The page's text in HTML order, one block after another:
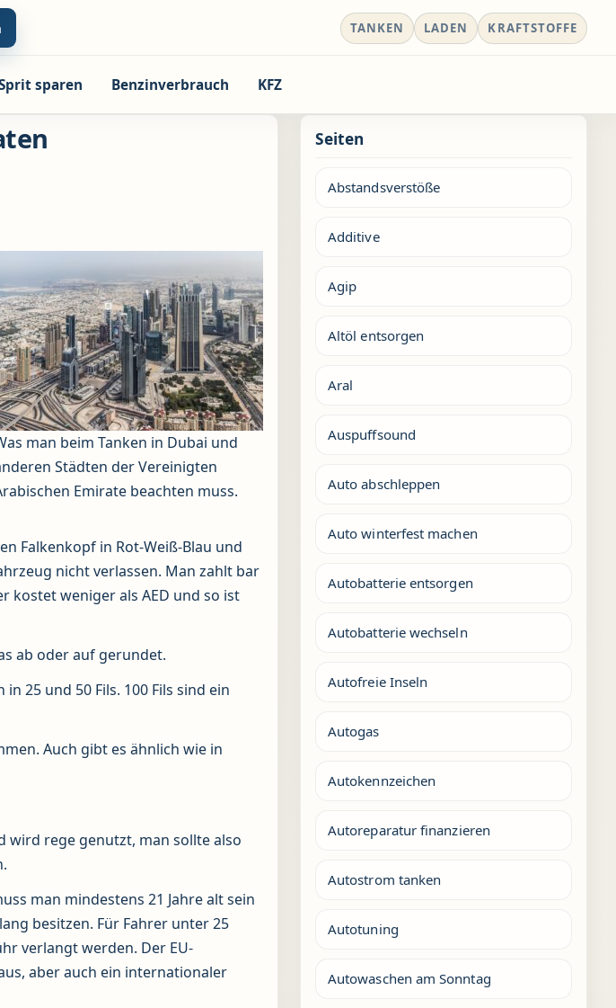
TANKEN LADEN KRAFTSTOFFE
sparen Benzinverbrauch KFZ
man beim Tanken in Dubai und
Städten der Vereinigten
Emirate beachten muss.
Falkenkopf in Rot-Weiß-Blau und
nicht verlassen. Man zahlt bar
kostet weniger als AED und so ist
ab oder auf gerundet.
25 und 50 Fils. 100 Fils sind ein
Auch gibt es ähnlich wie in
wird rege genutzt, man sollte also
man mindestens 21 Jahre alt sein
besitzen. Für Fahrer unter 25
verlangt werden. Der EU-
aber auch ein internationaler
Seiten
Abstandsverstöße
Additive
Agip
Altöl entsorgen
Aral
Auspuffsound
Auto abschleppen
Auto winterfest machen
Autobatterie entsorgen
Autobatterie wechseln
Autofreie Inseln
Autogas
Autokennzeichen
Autoreparatur finanzieren
Autostrom tanken
Autotuning
Autowaschen am Sonntag